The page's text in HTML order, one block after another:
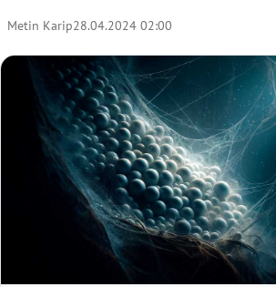
Metin Karip28.04.2024 02:00